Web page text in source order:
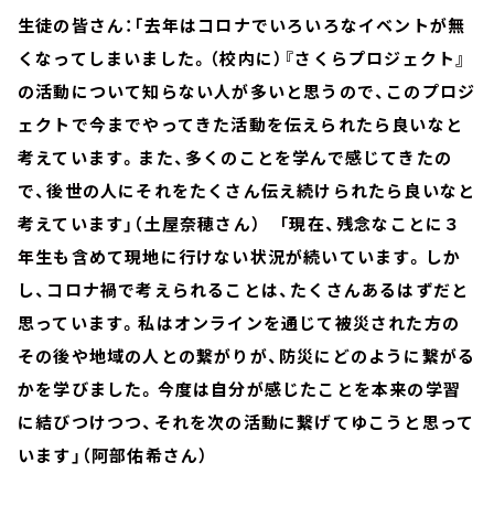
生徒の皆さん：「去年はコロナでいろいろなイベントが無
くなってしまいました。（校内に）『さくらプロジェクト』
の活動について知らない人が多いと思うので、このプロジ
ェクトで今までやってきた活動を伝えられたら良いなと
考えています。また、多くのことを学んで感じてきたの
で、後世の人にそれをたくさん伝え続けられたら良いなと
考えています」（土屋奈穂さん） 「現在、残念なことに３
年生も含めて現地に行けない状況が続いています。しか
し、コロナ禍で考えられることは、たくさんあるはずだと
思っています。私はオンラインを通じて被災された方の
その後や地域の人との繋がりが、防災にどのように繋がる
かを学びました。今度は自分が感じたことを本来の学習
に結びつけつつ、それを次の活動に繋げてゆこうと思って
います」（阿部佑希さん）